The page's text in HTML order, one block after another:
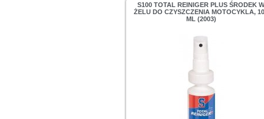
S100 TOTAL REINIGER PLUS ŚRODEK W
ŻELU DO CZYSZCZENIA MOTOCYKLA,
ML (2003)